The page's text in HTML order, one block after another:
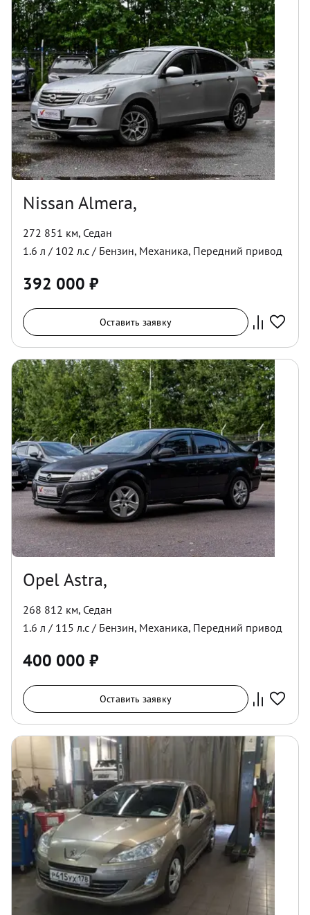
Nissan Almera,
272 851 км, Седан
1.6 л / 102 л.с / Бензин, Механика, Передний привод
392 000 ₽
Оставить заявку
Opel Astra,
268 812 км, Седан
1.6 л / 115 л.с / Бензин, Механика, Передний привод
400 000 ₽
Оставить заявку